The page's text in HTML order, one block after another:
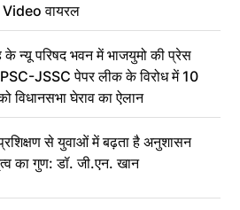
वायरल
के न्यू परिषद भवन में भाजयुमो की प्रेस
JPSC-JSSC पेपर लीक के विरोध में 10
विधानसभा घेराव का ऐलान
से युवाओं में बढ़ता है अनुशासन
का गुण: डॉ. जी.एन. खान